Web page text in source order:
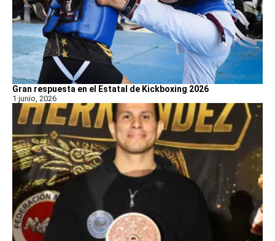
Gran respuesta en el Estatal de Kickboxing 2026
1 junio, 2026